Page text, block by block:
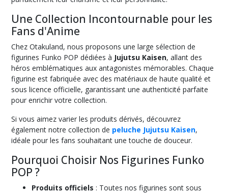
Une Collection Incontournable pour les
Fans d'Anime
Chez Otakuland, nous proposons une large sélection de
figurines Funko POP dédiées à Jujutsu Kaisen, allant des
héros emblématiques aux antagonistes mémorables. Chaque
figurine est fabriquée avec des matériaux de haute qualité et
sous licence officielle, garantissant une authenticité parfaite
pour enrichir votre collection.
Si vous aimez varier les produits dérivés, découvrez
également notre collection de peluche Jujutsu Kaisen,
idéale pour les fans souhaitant une touche de douceur.
Pourquoi Choisir Nos Figurines Funko
POP ?
Produits officiels : Toutes nos figurines sont sous